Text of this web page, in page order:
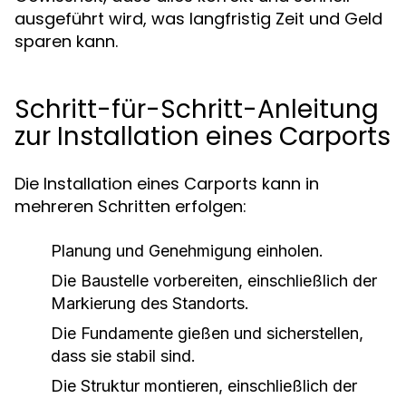
ausgeführt wird, was langfristig Zeit und Geld
sparen kann.
Schritt-für-Schritt-Anleitung
zur Installation eines Carports
Die Installation eines Carports kann in
mehreren Schritten erfolgen:
Planung und Genehmigung einholen.
Die Baustelle vorbereiten, einschließlich der
Markierung des Standorts.
Die Fundamente gießen und sicherstellen,
dass sie stabil sind.
Die Struktur montieren, einschließlich der